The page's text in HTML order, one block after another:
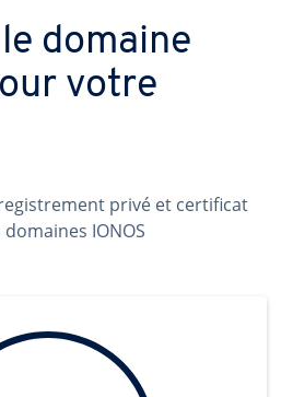
domaine
votre
privé et certificat
domaines IONOS